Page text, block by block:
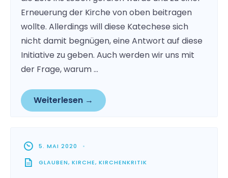
Erneuerung der Kirche von oben beitragen
wollte. Allerdings will diese Katechese sich
nicht damit begnügen, eine Antwort auf diese
Initiative zu geben. Auch werden wir uns mit
der Frage, warum …
Weiterlesen →
5. MAI 2020
•
GLAUBEN, KIRCHE, KIRCHENKRITIK